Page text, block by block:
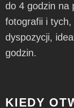
do 4 godzin na
fotografii i
dyspozycji,
godzin.
KIEDY